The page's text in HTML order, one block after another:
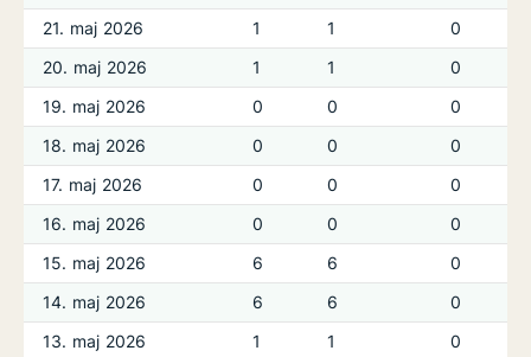
21. maj 2026
1 1
0
20. maj 2026
1 1
0
19. maj 2026
0 0
0
18. maj 2026
0 0
0
17. maj 2026
0 0
0
16. maj 2026
0 0
0
15. maj 2026
6 6
0
14. maj 2026
6 6
0
13. maj 2026
1 1
0